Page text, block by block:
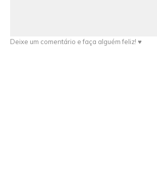
Deixe um comentário e faça alguém feliz! ♥